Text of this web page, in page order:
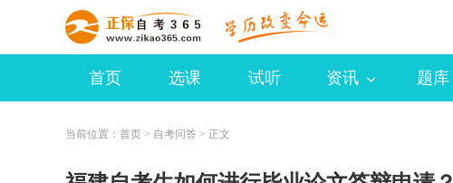
首页 选课 试听 资讯 题库
当前位置： 首页 > 自考问答 > 正文